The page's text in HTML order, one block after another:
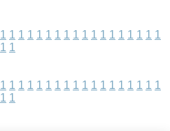
1 1 1 1 1 1 1 1 1 1 1 1 1 1 1 1 1 1
1 1
1 1 1 1 1 1 1 1 1 1 1 1 1 1 1 1 1 1
1 1